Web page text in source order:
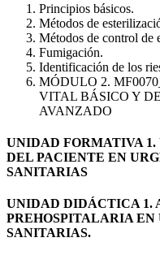
Principios básicos.
Métodos de
Métodos de control de
Fumigación.
Identificación de los
MÓDULO 2.
VITAL BÁSICO Y
AVANZADO
UNIDAD FORMATIVA
DEL PACIENTE EN
SANITARIAS
UNIDAD DIDÁCTICA 1.
PREHOSPITALARIA EN
SANITARIAS.